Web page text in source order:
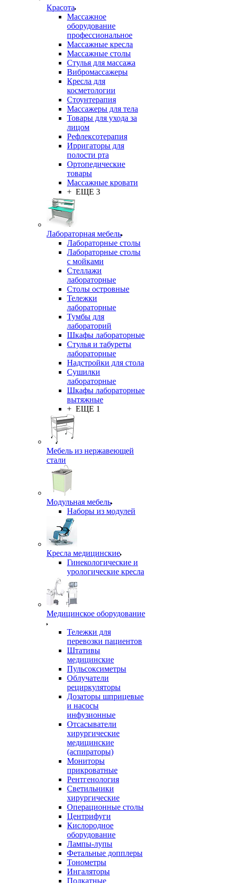
Красота
Массажное
оборудование
профессиональное
Массажные кресла
Массажные столы
Стулья для массажа
Вибромассажеры
Кресла для
косметологии
Стоунтерапия
Массажеры для тела
Товары для ухода за
лицом
Рефлексотерапия
Ирригаторы для
полости рта
Ортопедические
товары
Массажные кровати
+ ЕЩЕ 3
Лабораторная мебель
Лабораторные столы
Лабораторные столы
с мойками
Стеллажи
лабораторные
Столы островные
Тележки
лабораторные
Тумбы для
лабораторий
Шкафы лабораторные
Стулья и табуреты
лабораторные
Надстройки для стола
Сушилки
лабораторные
Шкафы лабораторные
вытяжные
+ ЕЩЕ 1
Мебель из нержавеющей
стали
Модульная мебель
Наборы из модулей
Кресла медицинские
Гинекологические и
урологические кресла
Медицинское оборудование
Тележки для
перевозки пациентов
Штативы
медицинские
Пульсоксиметры
Облучатели
рециркуляторы
Дозаторы шприцевые
и насосы
инфузионные
Отсасыватели
хирургические
медицинские
(аспираторы)
Мониторы
прикроватные
Рентгенология
Светильники
хирургические
Операционные столы
Центрифуги
Кислородное
оборудование
Лампы-лупы
Фетальные допплеры
Тонометры
Ингаляторы
Подкатные